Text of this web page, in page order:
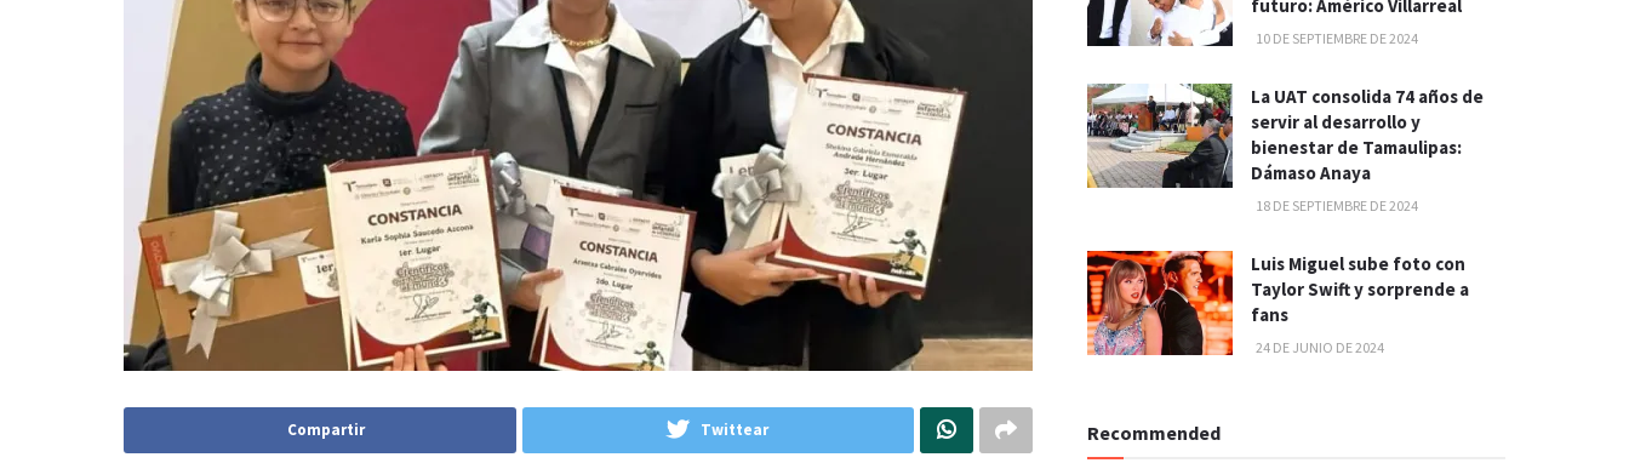
Compartir Twittear
futuro: Américo Villarreal
10 DE SEPTIEMBRE DE 2024
La UAT consolida 74 años de
servir al desarrollo y
bienestar de Tamaulipas:
Dámaso Anaya
18 DE SEPTIEMBRE DE 2024
Luis Miguel sube foto con
Taylor Swift y sorprende a
fans
24 DE JUNIO DE 2024
Recommended